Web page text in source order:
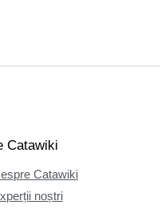
Catawiki
Catawiki
noștri